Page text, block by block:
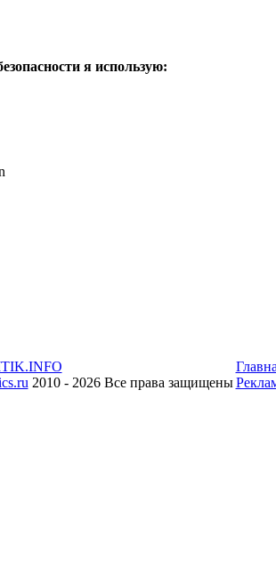
я использую:
2010 - 2026 Все права защищены